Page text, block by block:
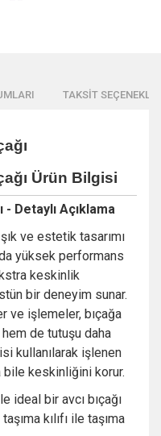
TAKSİT
Ürün Bilgisi
- Detaylı Açıklama
ve estetik tasarımı
yüksek performans
keskinlik
bir deneyim sunar.
ve işlemeler, bıçağa
de tutuşu daha
kullanılarak işlenen
bile keskinliğini korur.
ideal bir avcı bıçağı
kılıfı ile taşıma